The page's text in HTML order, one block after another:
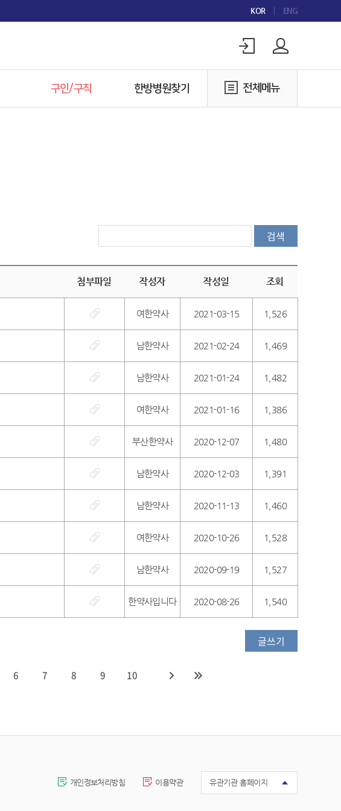
KOR ENG
구인/구직 한방병원찾기 전체메뉴
검색
첨부파일 작성자 작성일 조회
여한약사 2021-03-15 1,526
남한약사 2021-02-24 1,469
남한약사 2021-01-24 1,482
여한약사 2021-01-16 1,386
부산한약사 2020-12-07 1,480
남한약사 2020-12-03 1,391
남한약사 2020-11-13 1,460
여한약사 2020-10-26 1,528
남한약사 2020-09-19 1,527
한약사입니다 2020-08-26 1,540
글쓰기
6 7 8 9 10
개인정보처리방침 이용약관 유관기관 홈페이지